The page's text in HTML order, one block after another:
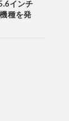
インチ
種を発